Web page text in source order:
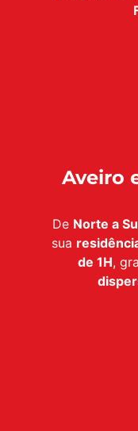
Aveiro
De Norte a
sua
de 1H,